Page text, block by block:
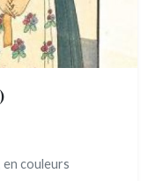
en couleurs